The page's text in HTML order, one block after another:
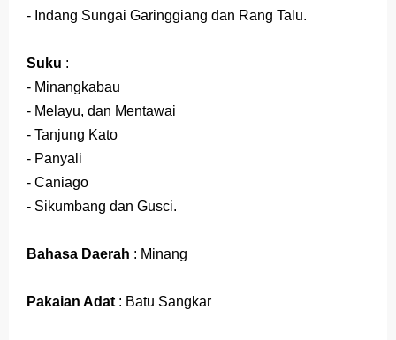
- Indang Sungai Garinggiang dan Rang Talu.
Suku :
- Minangkabau
- Melayu, dan Mentawai
- Tanjung Kato
- Panyali
- Caniago
- Sikumbang dan Gusci.
Bahasa Daerah : Minang
Pakaian Adat : Batu Sangkar